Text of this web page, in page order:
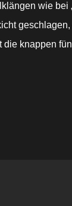
wie bei
knappen